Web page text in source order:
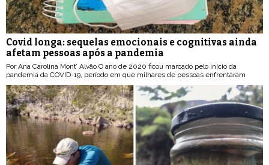
Covid longa: sequelas emocionais e cognitivas ainda
afetam pessoas após a pandemia
Por Ana Carolina Mont’ Alvão O ano de 2020 ficou marcado pelo início da
pandemia da COVID-19, período em que milhares de pessoas enfrentaram